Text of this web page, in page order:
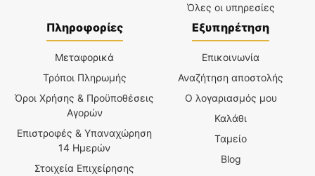
Όλες οι υπηρεσίες
Πληροφορίες
Μεταφορικά
Τρόποι Πληρωμής
Όροι Χρήσης & Προϋποθέσεις
Αγορών
Επιστροφές & Υπαναχώρηση
14 Ημερών
Στοιχεία Επιχείρησης
Εξυπηρέτηση
Επικοινωνία
Αναζήτηση αποστολής
Ο λογαριασμός μου
Καλάθι
Ταμείο
Blog